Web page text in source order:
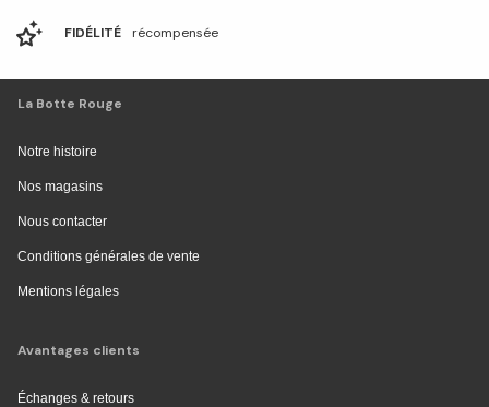
FIDÉLITÉ récompensée
La Botte Rouge
Notre histoire
Nos magasins
Nous contacter
Conditions générales de vente
Mentions légales
Avantages clients
Échanges & retours